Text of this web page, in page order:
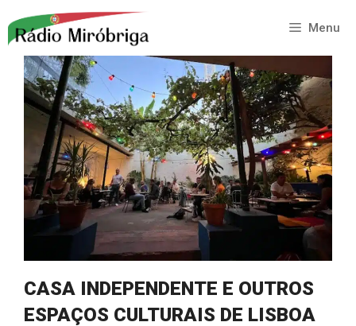
para
conteúdo
Menu
CASA INDEPENDENTE E OUTROS
ESPAÇOS CULTURAIS DE LISBOA